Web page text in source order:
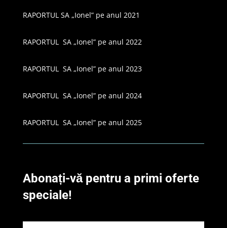
RAPORTUL SA „Ionel” pe anul 2021
RAPORTUL SA „Ionel” pe anul 2022
RAPORTUL SA „Ionel” pe anul 2023
RAPORTUL SA „Ionel” pe anul 2024
RAPORTUL SA „Ionel” pe anul 2025
Abonați-vă pentru a primi oferte
speciale!